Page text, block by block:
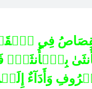
ٱلۡقِصَاصُ فِي
بِٱلۡأُنثَىٰۚ
وَأَدَآءٌ